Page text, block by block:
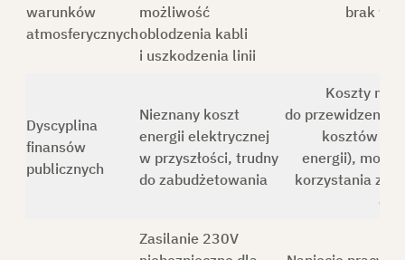
warunków
atmosferycznych
możliwość
oblodzenia kabli
i uszkodzenia linii
brak
Dyscyplina
finansów
publicznych
Nieznany koszt
energii elektrycznej
w przyszłości, trudny
do zabudżetowania
Koszty
do przewidzenia
kosztów
energii),
korzystania z
Zasilanie 230V